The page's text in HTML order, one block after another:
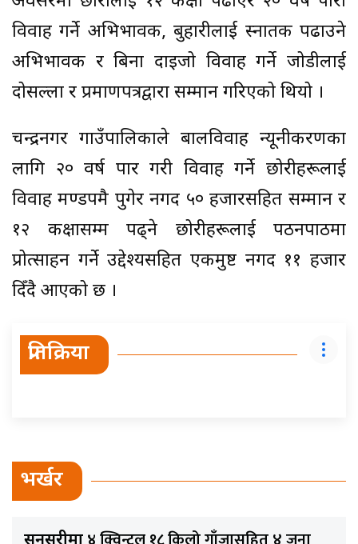
विवाह गर्ने अभिभावक, बुहारीलाई स्नातक पढाउने
अभिभावक र बिना दाइजो विवाह गर्ने जोडीलाई
दोसल्ला र प्रमाणपत्रद्वारा सम्मान गरिएको थियो ।
चन्द्रनगर गाउँपालिकाले बालविवाह न्यूनीकरणका
लागि २० वर्ष पार गरी विवाह गर्ने छोरीहरूलाई
विवाह मण्डपमै पुगेर नगद ५० हजारसहित सम्मान र
१२ कक्षासम्म पढ्ने छोरीहरूलाई पठनपाठमा
प्रोत्साहन गर्ने उद्देश्यसहित एकमुष्ट नगद ११ हजार
दिँदै आएको छ ।
प्रतिक्रिया
भर्खर